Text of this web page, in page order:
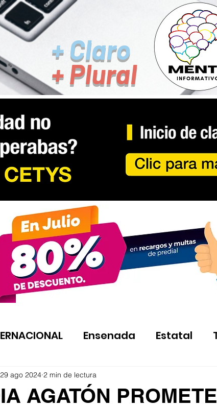
+ Claro
+ Plural
Ensenada Estatal
AGATÓN PROMETE
29 ago 2024 2 min de lectura